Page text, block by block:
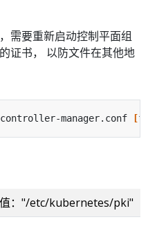
需要重新启动控制平面组
证书， 以防文件在其他地
controller-manager.conf [
："/etc/kubernetes/pki"